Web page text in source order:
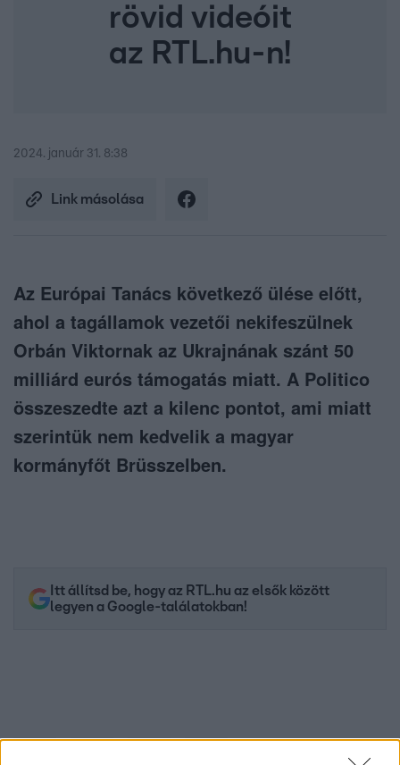
rövid videóit
az RTL.hu-n!
2024. január 31. 8:38
Link másolása
Az Európai Tanács következő ülése előtt,
ahol a tagállamok vezetői nekifeszülnek
Orbán Viktornak az Ukrajnának szánt 50
milliárd eurós támogatás miatt. A Politico
összeszedte azt a kilenc pontot, ami miatt
szerintük nem kedvelik a magyar
kormányfőt Brüsszelben.
Itt állítsd be, hogy az RTL.hu az elsők között
legyen a Google-találatokban!